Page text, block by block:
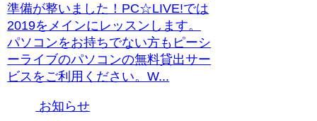
準備が整いました！PC☆LIVE!では
2019をメインにレッスンします。
パソコンをお持ちでない方もピーシ
ーライブのパソコンの無料貸出サー
ビスをご利用ください。W...
お知らせ